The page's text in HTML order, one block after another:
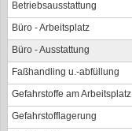
Betriebsausstattung
Büro - Arbeitsplatz
Büro - Ausstattung
Faßhandling u.-abfüllung
Gefahrstoffe am Arbeitsplatz
Gefahrstofflagerung